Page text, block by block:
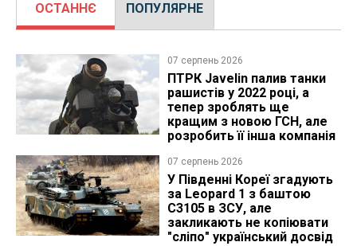
ОСТАННЄ ПОПУЛЯРНЕ
07 серпень 2026
ПТРК Javelin палив танки
рашистів у 2022 році, а
тепер зроблять ще
кращим з новою ГСН, але
розробить її інша компанія
07 серпень 2026
У Південні Кореї згадують
за Leopard 1 з баштою
C3105 в ЗСУ, але
закликають не копіювати
"сліпо" український досвід